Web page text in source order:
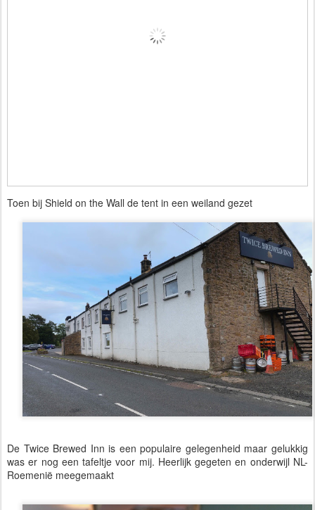
Toen bij Shield on the Wall de tent in een weiland gezet
De Twice Brewed Inn is een populaire gelegenheid maar gelukkig
was er nog een tafeltje voor mij. Heerlijk gegeten en onderwijl NL-
Roemenië meegemaakt